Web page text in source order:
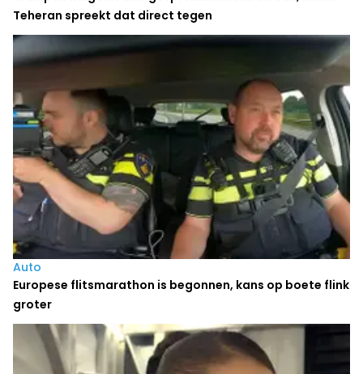
Teheran spreekt dat direct tegen
Auto
Europese flitsmarathon is begonnen, kans op boete flink
groter